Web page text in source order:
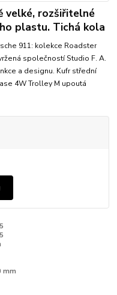
velké, rozšiřitelné
plastu. Tichá kola
911: kolekce Roadster
společností Studio F. A.
a designu. Kufr střední
4W Trolley M upoutá
mm